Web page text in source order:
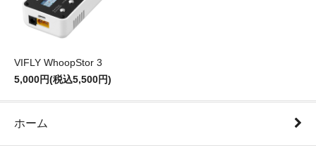
VIFLY WhoopStor 3
5,000円(税込5,500円)
ホーム